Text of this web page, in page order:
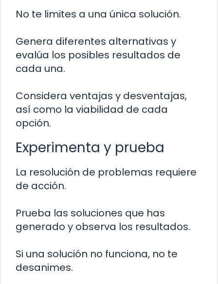
No te limites a una única solución.
Genera diferentes alternativas y
evalúa los posibles resultados de
cada una.
Considera ventajas y desventajas,
así como la viabilidad de cada
opción.
Experimenta y prueba
La resolución de problemas requiere
de acción.
Prueba las soluciones que has
generado y observa los resultados.
Si una solución no funciona, no te
desanimes.